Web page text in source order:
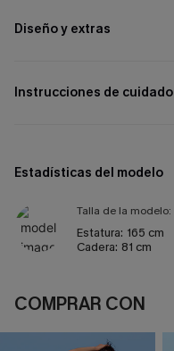
Diseño y extras
Instrucciones de cuidado
Estadísticas del modelo
Talla de la modelo:
Estatura: 165 cm
Cadera: 81 cm
COMPRAR CON